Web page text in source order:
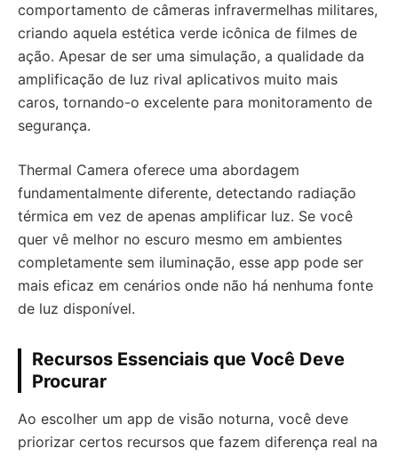
comportamento de câmeras infravermelhas militares,
criando aquela estética verde icônica de filmes de
ação. Apesar de ser uma simulação, a qualidade da
amplificação de luz rival aplicativos muito mais
caros, tornando-o excelente para monitoramento de
segurança.
Thermal Camera oferece uma abordagem
fundamentalmente diferente, detectando radiação
térmica em vez de apenas amplificar luz. Se você
quer vê melhor no escuro mesmo em ambientes
completamente sem iluminação, esse app pode ser
mais eficaz em cenários onde não há nenhuma fonte
de luz disponível.
Recursos Essenciais que Você Deve
Procurar
Ao escolher um app de visão noturna, você deve
priorizar certos recursos que fazem diferença real na